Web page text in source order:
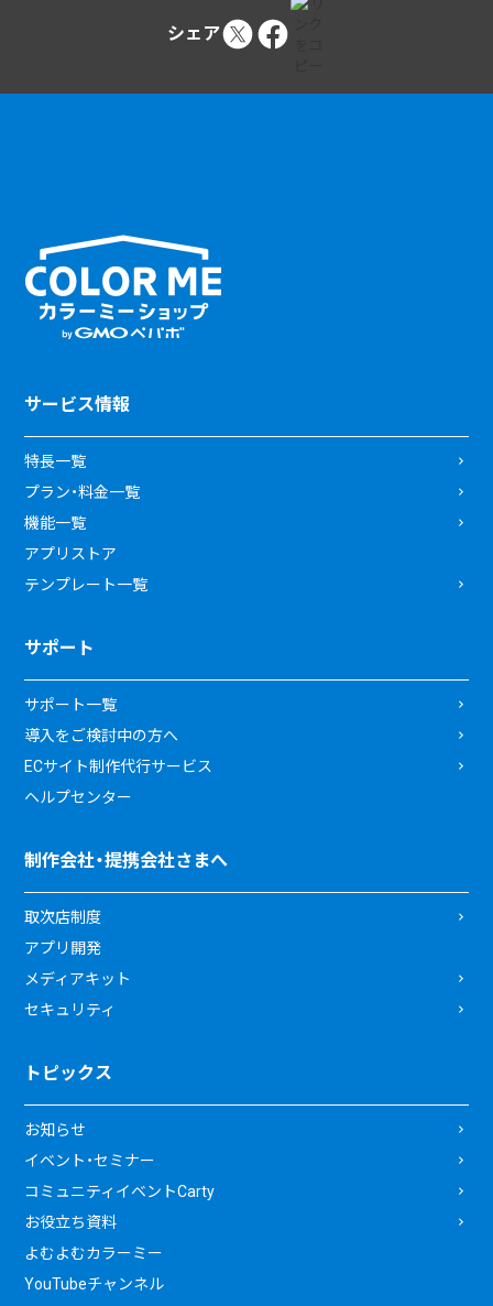
シェア
サービス情報
特長一覧
プラン・料金一覧
機能一覧
アプリストア
テンプレート一覧
サポート
サポート一覧
導入をご検討中の方へ
ECサイト制作代行サービス
ヘルプセンター
制作会社・提携会社さまへ
取次店制度
アプリ開発
メディアキット
セキュリティ
トピックス
お知らせ
イベント・セミナー
コミュニティイベントCarty
お役立ち資料
よむよむカラーミー
YouTubeチャンネル